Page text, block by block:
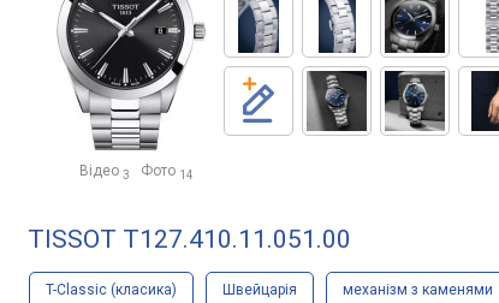
Відео 3 Фото 14
TISSOT T127.410.11.051.00
T-Classic (класика) Швейцарія механізм з каменями